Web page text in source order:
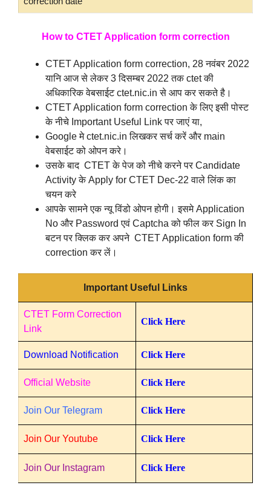
How to CTET Application form correction
CTET Application form correction, 28 नवंबर 2022
यानि आज से लेकर 3 दिसम्बर 2022 तक ctet की
अधिकारिक वेबसाईट ctet.nic.in से आप कर सकते है।
CTET Application form correction के लिए इसी पोस्ट
के नीचे Important Useful Link पर जाएं या,
Google मे ctet.nic.in लिखकर सर्च करें और main
वेबसाईट को ओपन करे।
उसके बाद CTET के पेज को नीचे करने पर Candidate
Activity के Apply for CTET Dec-22 वाले लिंक का
चयन करे
आपके सामने एक न्यू विंडो ओपन होगी। इसमे Application
No और Password एवं Captcha को फील कर Sign In
बटन पर क्लिक कर अपने CTET Application form की
correction कर लें।
Important Useful Links
CTET Form Correction
Link
Click Here
Download Notification Click Here
Official Website Click Here
Join Our Telegram Click Here
Join Our Youtube Click Here
Join Our Instagram Click Here